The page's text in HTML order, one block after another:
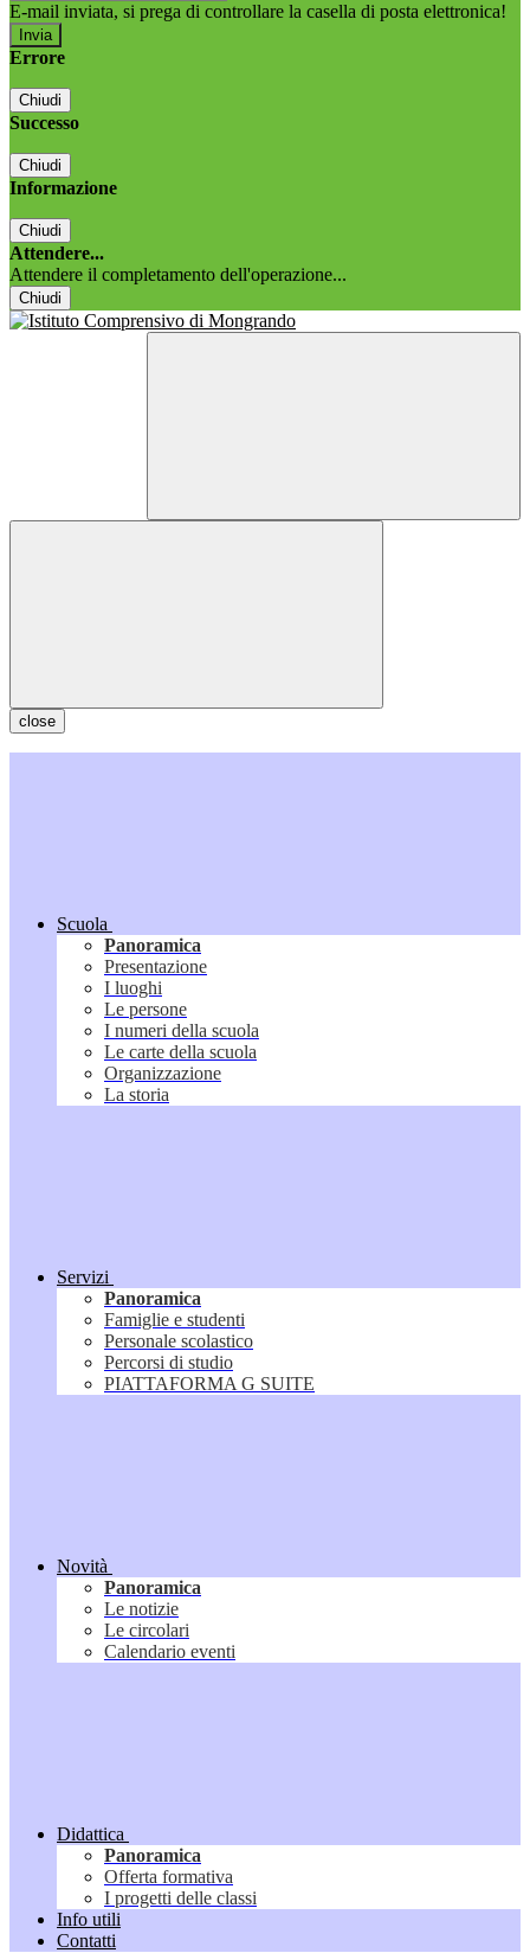
E-mail inviata, si prega di controllare la casella di posta elettronica!
Errore
Chiudi
Successo
Chiudi
Informazione
Chiudi
Attendere...
Attendere il completamento dell'operazione...
Chiudi
close
Scuola
Panoramica
Presentazione
I luoghi
Le persone
I numeri della scuola
Le carte della scuola
Organizzazione
La storia
Servizi
Panoramica
Famiglie e studenti
Personale scolastico
Percorsi di studio
PIATTAFORMA G SUITE
Novità
Panoramica
Le notizie
Le circolari
Calendario eventi
Didattica
Panoramica
Offerta formativa
I progetti delle classi
Info utili
Contatti